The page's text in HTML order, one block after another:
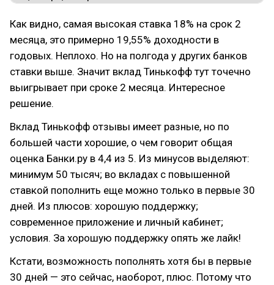
Как видно, самая высокая ставка 18% на срок 2
месяца, это примерно 19,55% доходности в
годовых. Неплохо. Но на полгода у других банков
ставки выше. Значит вклад Тинькофф тут точечно
выигрывает при сроке 2 месяца. Интересное
решение.
Вклад Тинькофф отзывы имеет разные, но по
большей части хорошие, о чем говорит общая
оценка Банки.ру в 4,4 из 5. Из минусов выделяют:
минимум 50 тысяч; во вкладах с повышенной
ставкой пополнить еще можно только в первые 30
дней. Из плюсов: хорошую поддержку;
современное приложение и личный кабинет;
условия. За хорошую поддержку опять же лайк!
Кстати, возможность пополнять хотя бы в первые
30 дней — это сейчас, наоборот, плюс. Потому что